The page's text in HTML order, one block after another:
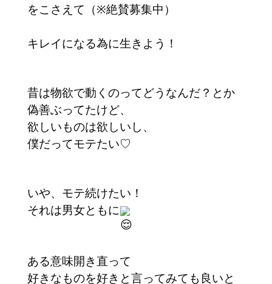
をこさえて（※絶賛募集中）
キレイになる為に生きよう！
昔は物欲で動くのってどうなんだ？とか
偽善ぶってたけど、
欲しいものは欲しいし、
僕だってモテたい♡
いや、モテ続けたい！
それは男女ともに
ある意味開き直って
好きなものを好きと言ってみても良いと